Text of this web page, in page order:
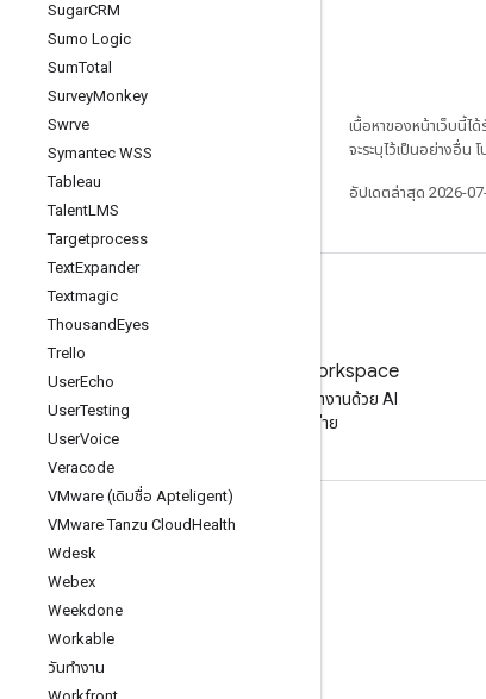
SugarCRM
Sumo Logic
SumTotal
SurveyMonkey
Swrve
Symantec WSS
Tableau
TalentLMS
Targetprocess
TextExpander
Textmagic
ThousandEyes
Trello
UserEcho
UserTesting
UserVoice
Veracode
VMware (เดิมชื่อ Apteligent)
VMware Tanzu CloudHealth
Wdesk
Webex
Weekdone
Workable
วันทำงาน
เนื้อหาของหน้าเว็บนี้ไ
จะระบุไว้เป็นอย่างอื่น
อัปเดตล่าสุด 2026-
ลองใช้ Google Workspace
เพิ่มประสิทธิภาพการทำงานด้วย AI
โดยไม่มีค่าใช้จ่าย
เอกสารประกอบและการฝึกอบรม
คู่มือนักพัฒนาซอฟต์แวร์
ศูนย์การเรียนรู้